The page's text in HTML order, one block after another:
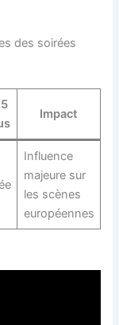
des soirées
Impact
Influence
majeure sur
les scènes
européennes